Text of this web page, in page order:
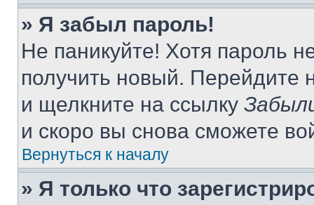
» Я забыл пароль!
Не паникуйте! Хотя пароль
получить новый. Перейдите
и щелкните на ссылку
и скоро вы снова сможете
Вернуться к началу
» Я только что